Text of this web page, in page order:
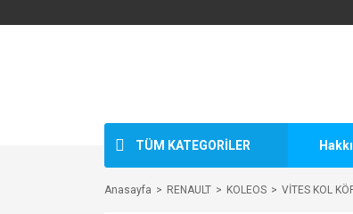
TÜM KATEGORİLER
Anasayfa RENAULT KOLEOS VİTES KOL